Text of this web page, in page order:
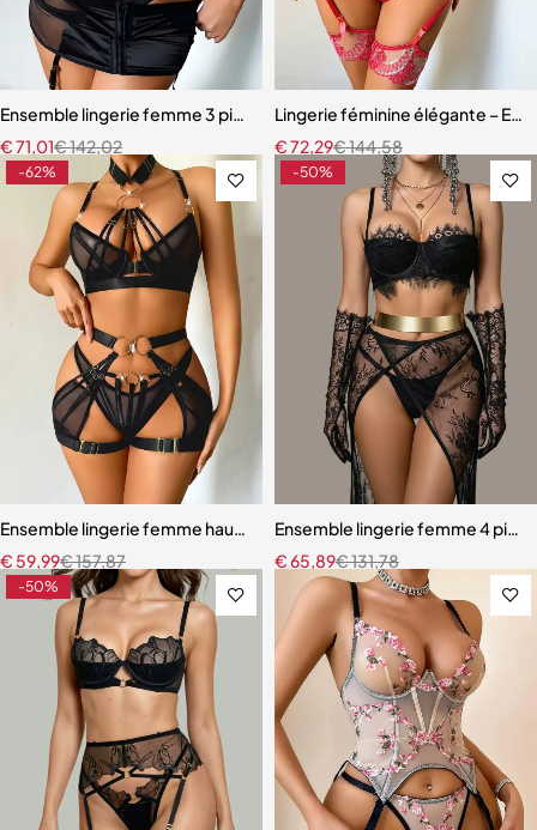
Ensemble lingerie femme 3 pièces – Satin noir avec corset à lacets
€142,02
€71,01
Lingerie féminine élégante –
€144,58
€72,29
-62%
Ensemble lingerie femme haut de gamme – Design exclusif avec
€157,87
€ 59,99
-50%
Ensemble lingerie femme 4
€131,78
€65,89
-50%